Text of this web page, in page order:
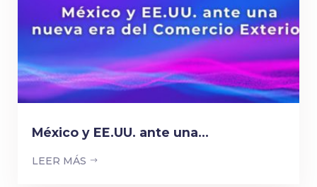
México y EE.UU. ante una...
LEER MÁS